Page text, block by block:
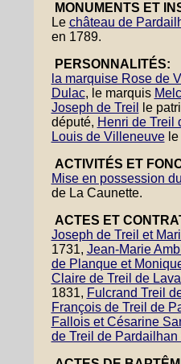
MONUMENTS ET
Le château de
en 1789.
PERSONNALITÉS:
la marquise Rose de
Dulac, le marquis
Joseph de Treil
le
député, Henri de Treil
Louis de Villeneuvele
ACTIVITÉS ET
Mise en possession
de La Caunette.
ACTES ET
Joseph de Treil et
1731, Jean-Marie
de Planque et
Claire de Treil de
1831, Fulcrand Treil
François de Treil de
Fallois et Césarine
de Treil de